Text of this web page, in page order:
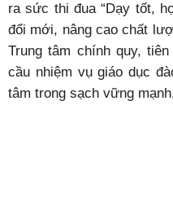
ra sức thi đua “Dạy tốt,
đổi mới, nâng cao chất
Trung tâm chính quy,
cầu nhiệm vụ giáo dục
tâm trong sạch vững